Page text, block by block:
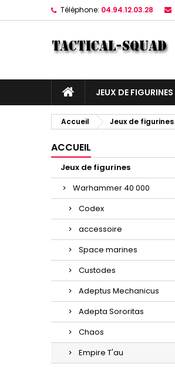
Téléphone: 04.94.12.03.28
JEUX DE FIGURINES
Accueil Jeux de figurines
ACCUEIL
Jeux de figurines
Warhammer 40 000
Codex
accessoire
Space marines
Custodes
Adeptus Mechanicus
Adepta Sororitas
Chaos
Empire T'au